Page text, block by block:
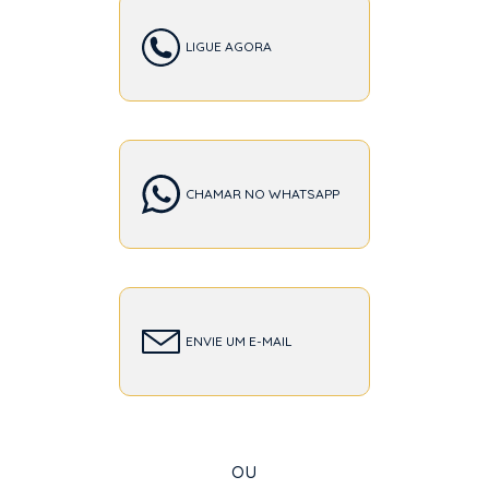
LIGUE AGORA
CHAMAR NO WHATSAPP
ENVIE UM E-MAIL
ou